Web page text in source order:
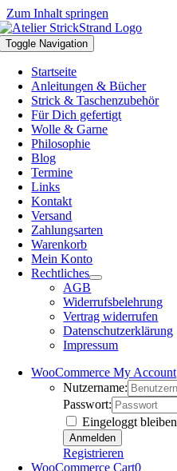
Zum Inhalt springen
Toggle Navigation
Startseite
Anleitungen & Bücher
Strick & Taschenzubehör
Für Dich gefertigt
Wolle & Garne
Philosophie
Blog
Termine
Links
Kontakt
Versand
Zahlungsarten
Warenkorb
Mein Konto
Rechtliches
AGB
Widerrufsbelehrung
Vertrag widerrufen
Datenschutzerklärung
Impressum
WooCommerce My Account
Nutzername:
Passwort:
Eingeloggt bleiben
Registrieren
WooCommerce Cart0